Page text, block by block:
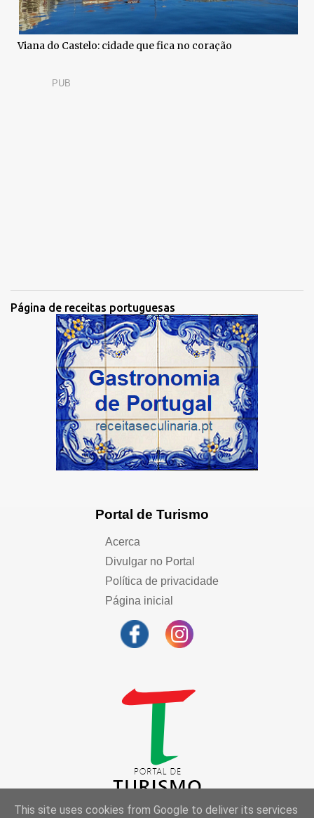
Viana do Castelo: cidade que fica no coração
PUB
Página de receitas portuguesas
Portal de Turismo
Acerca
Divulgar no Portal
Política de privacidade
Página inicial
This site uses cookies from Google to deliver its services